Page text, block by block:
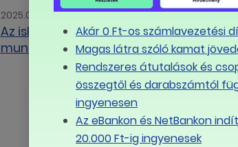
2025.08.18
Az iskolakezdés és a
munkavállalók lehetőségei
Akár 0 Ft-os számlavezetési
Magas látra szóló kamat
Rendszeres átutalások és
összegtől és darabszámtól
ingyenesen
Az eBankon és NetBankon
20.000 Ft-ig ingyenesek